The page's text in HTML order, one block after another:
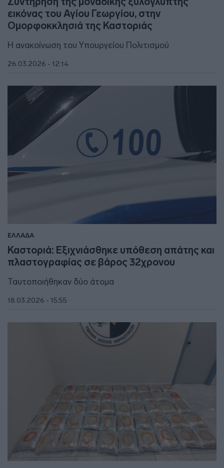
εικόνας του Αγίου Γεωργίου, στην
Ομορφοκκλησιά της Καστοριάς
Η ανακοίνωση του Υπουργείου Πολιτισμού
26.03.2026 - 12:14
ΕΛΛΑΔΑ
Καστοριά: Εξιχνιάσθηκε υπόθεση απάτης και
πλαστογραφίας σε βάρος 32χρονου
Ταυτοποιήθηκαν δύο άτομα
18.03.2026 - 15:55